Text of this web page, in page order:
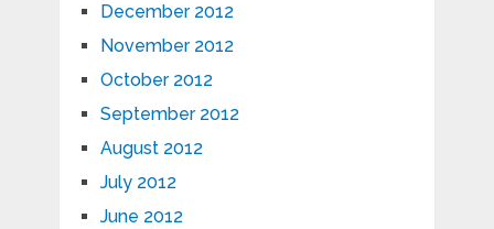
December 2012
November 2012
October 2012
September 2012
August 2012
July 2012
June 2012